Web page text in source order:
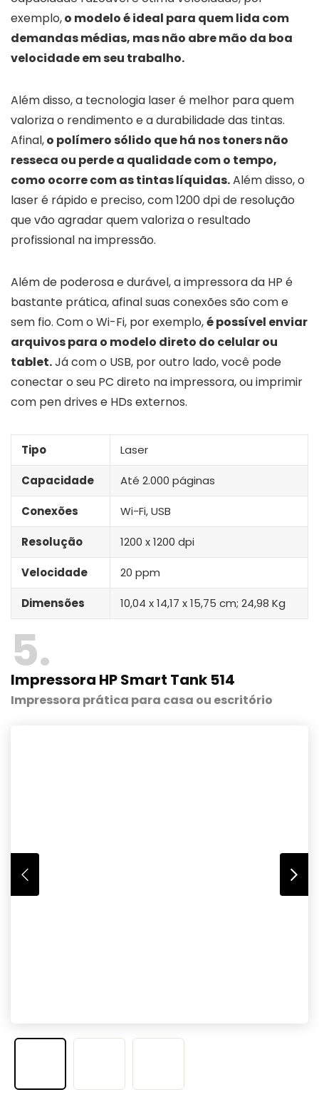
exemplo,o modelo é ideal para quem lida com
demandas médias, mas não abre mão da boa
velocidade em seu trabalho.
Além disso, a tecnologia laser é melhor para quem
valoriza o rendimento e a durabilidade das tintas.
Afinal,o polímero sólido que há nos toners não
resseca ou perde a qualidade com o tempo,
como ocorre com as tintas líquidas.Além disso, o
laser é rápido e preciso, com 1200 dpi de resolução
que vão agradar quem valoriza o resultado
profissional na impressão.
Além de poderosa e durável, a impressora da HP é
bastante prática, afinal suas conexões são com e
sem fio. Com o Wi-Fi, por exemplo,é possível enviar
arquivos para o modelo direto do celular ou
tablet.Já com o USB, por outro lado, você pode
conectar o seu PC direto na impressora, ou imprimir
com pen drives e HDs externos.
Tipo Laser
Capacidade Até 2.000 páginas
Conexões Wi-Fi, USB
Resolução 1200 x 1200 dpi
Velocidade 20 ppm
Dimensões ‎10,04 x 14,17 x 15,75 cm; 24,98 Kg
5
Impressora HP Smart Tank 514
Impressora prática para casa ou escritório